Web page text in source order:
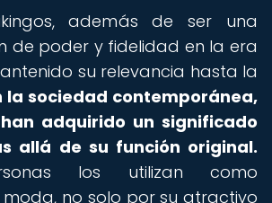
además de ser una
de poder y fidelidad en la era
su relevancia hasta la
la sociedad contemporánea,
adquirido un significado
allá de su función original.
los utilizan como
no solo por su atractivo